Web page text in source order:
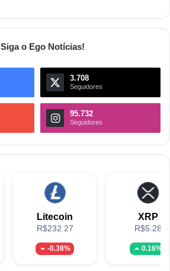
Siga o Ego Notícias!
3.708
Seguidores
95.732
Seguidores
Litecoin
R$232.27
-0.38%
XRP
R$5.28
0.16%